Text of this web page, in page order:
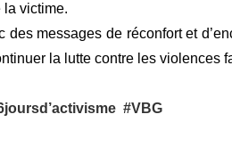
victime.
des messages de réconfort et
la lutte contre les violences
#VBG